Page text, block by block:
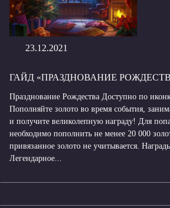
23.12.2021
ГАЙД «ПРАЗДНОВАНИЕ
Празднование Рождества Доступно по
Пополняйте золото во время события,
и получите великолепную награду! Для
необходимо пополнить не менее 20 000
привязанное золото не учитывается.
Легендарное...